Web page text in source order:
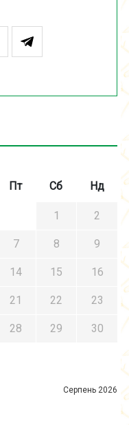
Серпень 2026
Пт Сб Нд
1 2
7 8 9
14 15 16
21 22 23
28 29 30